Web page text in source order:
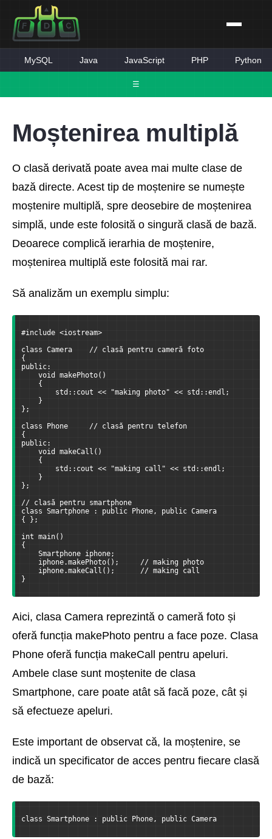
☰
MySQL Java JavaScript PHP Python
Moștenirea multiplă
O clasă derivată poate avea mai multe clase de
bază directe. Acest tip de moștenire se numește
moștenire multiplă, spre deosebire de moștenirea
simplă, unde este folosită o singură clasă de bază.
Deoarece complică ierarhia de moștenire,
moștenirea multiplă este folosită mai rar.
Să analizăm un exemplu simplu:
#include <iostream>
class Camera    // clasă pentru cameră foto
{
public:
void makePhoto()
{
std::cout << "making photo" << std::endl;
}
};
class Phone     // clasă pentru telefon
{
public:
void makeCall()
{
std::cout << "making call" << std::endl;
}
};
// clasă pentru smartphone
class Smartphone : public Phone, public Camera
{ };
int main()
{
Smartphone iphone;
iphone.makePhoto();     // making photo
iphone.makeCall();      // making call
}
Aici, clasa Camera reprezintă o cameră foto și
oferă funcția makePhoto pentru a face poze. Clasa
Phone oferă funcția makeCall pentru apeluri.
Ambele clase sunt moștenite de clasa
Smartphone, care poate atât să facă poze, cât și
să efectueze apeluri.
Este important de observat că, la moștenire, se
indică un specificator de acces pentru fiecare clasă
de bază:
class Smartphone : public Phone, public Camera